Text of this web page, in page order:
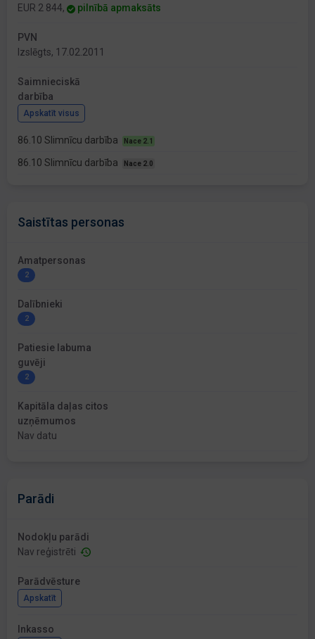
EUR 2 844,
pilnībā apmaksāts
PVN
Izslēgts, 17.02.2011
Saimnieciskā
darbība
Apskatīt visus
86.10 Slimnīcu darbība Nace 2.1
86.10 Slimnīcu darbība Nace 2.0
Saistītas personas
Amatpersonas
2
Dalībnieki
2
Patiesie labuma
guvēji
2
Kapitāla daļas citos
uzņēmumos
Nav datu
Parādi
Nodokļu parādi
Nav reģistrēti
Parādvēsture
Apskatīt
Inkasso